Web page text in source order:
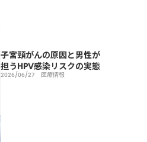
子宮頸がんの原因と男性が
担うHPV感染リスクの実態
2026/06/27 医療情報